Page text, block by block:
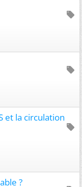
et la circulation
?